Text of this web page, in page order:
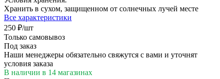
Хранить в сухом, защищенном от солнечных лучей месте
Все характеристики
250 ₽/шт
Только самовывоз
Под заказ
Наши менеджеры обязательно свяжутся с вами и уточнят
условия заказа
В наличии в 14 магазинах